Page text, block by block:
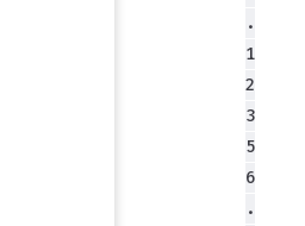
.
1
2
3
5
6
.